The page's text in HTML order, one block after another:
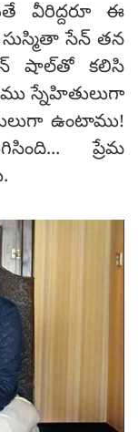
వీరిద్దరూ ఈ
సేన్ తన
షాల్‌తో కలిసి
స్నేహితులుగా
ఉంటాము!
ప్రేమ